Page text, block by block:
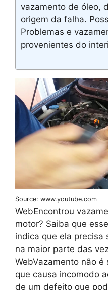
vazamento de óleo,
origem da falha.
Problemas e
provenientes do
Source: www.youtube.com
WebEncontrou
motor? Saiba que
indica que ela precisa
na maior parte das
WebVazamento não
que causa incomodo
de um defeito que